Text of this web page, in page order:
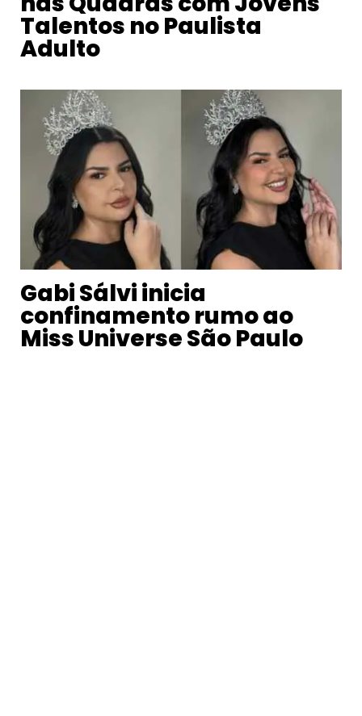
Talentos no Paulista
Adulto
Gabi Sálvi inicia
confinamento rumo ao
Miss Universe São Paulo